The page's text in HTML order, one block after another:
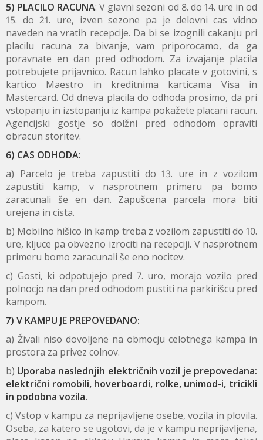
5) PLACILO RACUNA: V glavni sezoni od 8. do 14. ure in od
15. do 21. ure, izven sezone pa je delovni cas vidno
naveden na vratih recepcije. Da bi se izognili cakanju pri
placilu racuna za bivanje, vam priporocamo, da ga
poravnate en dan pred odhodom. Za izvajanje placila
potrebujete prijavnico. Racun lahko placate v gotovini, s
kartico Maestro in kreditnima karticama Visa in
Mastercard. Od dneva placila do odhoda prosimo, da pri
vstopanju in izstopanju iz kampa pokažete placani racun.
Agencijski gostje so dolžni pred odhodom opraviti
obracun storitev.
6) CAS ODHODA:
a) Parcelo je treba zapustiti do 13. ure in z vozilom
zapustiti kamp, v nasprotnem primeru pa bomo
zaracunali še en dan. Zapušcena parcela mora biti
urejena in cista.
b) Mobilno hišico in kamp treba z vozilom zapustiti do 10.
ure, kljuce pa obvezno izrociti na recepciji. V nasprotnem
primeru bomo zaracunali še eno nocitev.
c) Gosti, ki odpotujejo pred 7. uro, morajo vozilo pred
polnocjo na dan pred odhodom pustiti na parkirišcu pred
kampom.
7) V KAMPU JE PREPOVEDANO:
a) Živali niso dovoljene na obmocju celotnega kampa in
prostora za privez colnov.
b) Uporaba naslednjih električnih vozil je prepovedana:
električni romobili, hoverboardi, rolke, unimod-i, tricikli
in podobna vozila.
c) Vstop v kampu za neprijavljene osebe, vozila in plovila.
Oseba, za katero se ugotovi, da je v kampu neprijavljena,